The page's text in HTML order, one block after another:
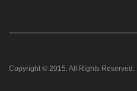
Copyright © 2015. All Rights Reserved.